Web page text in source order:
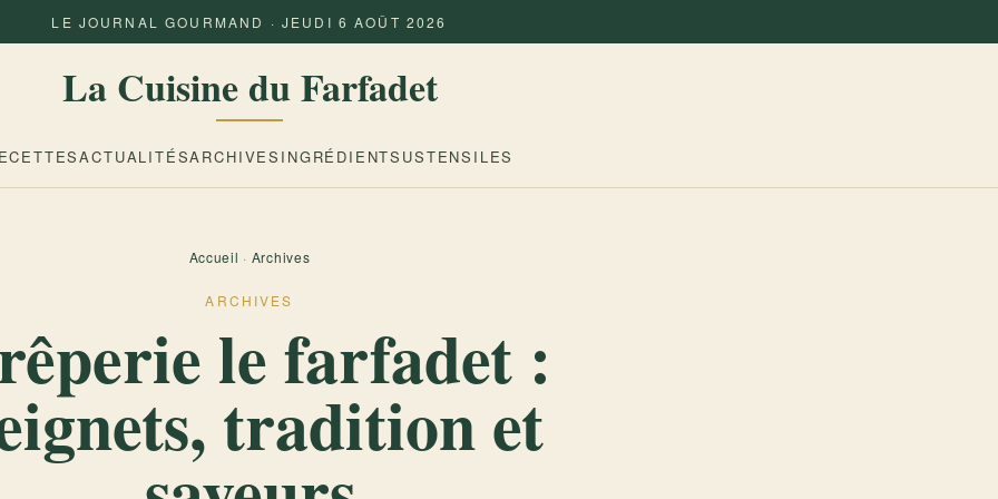
LE JOURNAL GOURMAND · JEUDI 6 AOÛT 2026
La Cuisine du Farfadet
ACTUALITÉSARCHIVES INGRÉDIENTS USTENSILES
Accueil · Archives
ARCHIVES
le farfadet :
tradition et